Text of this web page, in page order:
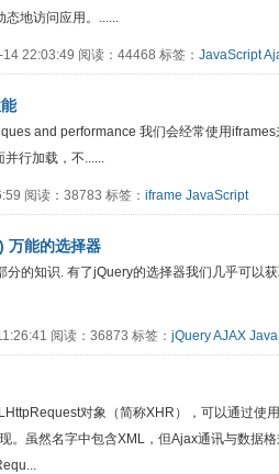
地访问应用。......
22:03:49 阅读：44468 标签： JavaScript
and performance 我们会经常使用
行加载，不......
阅读：38783 标签： iframe JavaScript
万能的选择器
分的知识. 有了jQuery的选择器我们几乎可以
阅读：36873 标签： jQueryAJAX
对象（简称XHR），可以通过使
。虽然名字中包含XML，但Ajax通讯与数据